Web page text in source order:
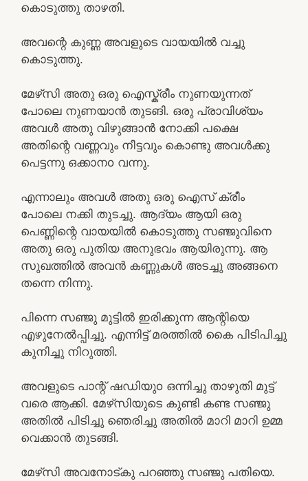
കൊടുത്തു താഴതി.
അവന്റെ കുണ്ണ അവളുടെ വായയിൽ വച്ചു
കൊടുത്തു.
മേഴ്‌സി അതു ഒരു ഐസ്ക്രീം നുണയുന്നത്
പോലെ നുണയാൻ തുടങി. ഒരു പ്രാവിശ്യം
അവൾ അതു വിഴുങ്ങാൻ നോക്കി പക്ഷെ
അതിന്റെ വണ്ണവും നീട്ടവും കൊണ്ടു അവൾക്കു
പെട്ടന്നു ഒക്കാനo വന്നു.
എന്നാലും അവൾ അതു ഒരു ഐസ് ക്രീം
പോലെ നക്കി തുടച്ചു. ആദ്യം ആയി ഒരു
പെണ്ണിന്റെ വായയിൽ കൊടുത്തു സഞ്ജുവിനെ
അതു ഒരു പുതിയ അനുഭവം ആയിരുന്നു. ആ
സുഖത്തിൽ അവൻ കണ്ണുകൾ അടച്ചു അങ്ങനെ
തന്നെ നിന്നു.
പിന്നെ സഞ്ജു മുട്ടിൽ ഇരിക്കുന്ന ആന്റിയെ
എഴുനേൽപ്പിച്ചു. എന്നിട്ട് മരത്തിൽ കൈ പിടിപിച്ചു
കുനിച്ചു നിറുത്തി.
അവളുടെ പാന്റ് ഷഡിയുo ഒന്നിച്ചു താഴുതി മുട്ട്
വരെ ആക്കി. മേഴ്‌സിയുടെ കുണ്ടി കണ്ട സഞ്ജു
അതിൽ പിടിച്ചു ഞെരിച്ചു അതിൽ മാറി മാറി ഉമ്മ
വെക്കാൻ തുടങ്ങി.
മേഴ്‌സി അവനോട്കു പറഞ്ഞു സഞ്ജു പതിയെ.